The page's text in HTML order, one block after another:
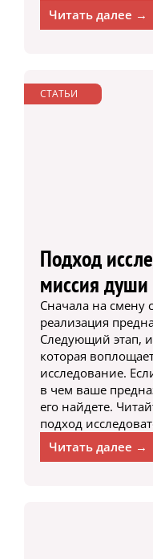
Читать далее →
СТАТЬИ
Подход
миссия души
Сначала на смену
реализация
Следующий этап,
которая
исследование.
в чем ваше
его найдете.
подход
Читать далее →